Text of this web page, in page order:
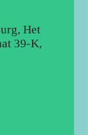
Het
39-K,